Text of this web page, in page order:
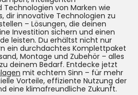
von Marken wie
dir innovative Technologien zu
– Lösungen, die deinen
Investition sichern und einen
leisten. Du erhältst nicht nur
ein durchdachtes Komplettpaket
Montage und Zubehör – alles
deinem Bedarf. Entdecke jetzt
mit echtem Sinn – für mehr
Vorteile, effiziente Nutzung der
eine klimafreundliche Zukunft.